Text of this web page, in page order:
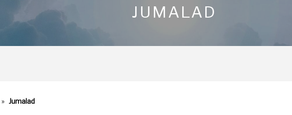
JUMALAD
» Jumalad